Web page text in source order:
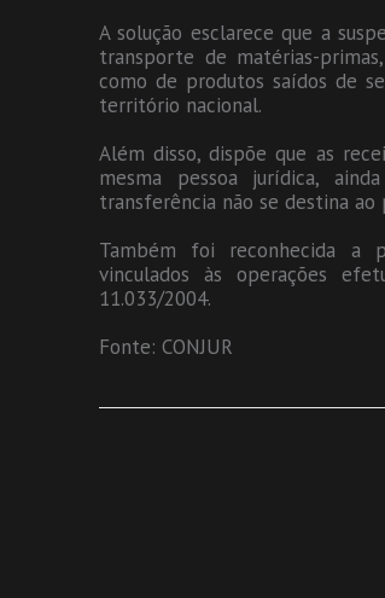
A solução esclarece que a
transporte de matérias-
como de produtos saídos de
território nacional.
Além disso, dispõe que as
mesma pessoa jurídica,
transferência não se destina
Também foi reconhecida a
vinculados às operações
11.033/2004.
Fonte: CONJUR